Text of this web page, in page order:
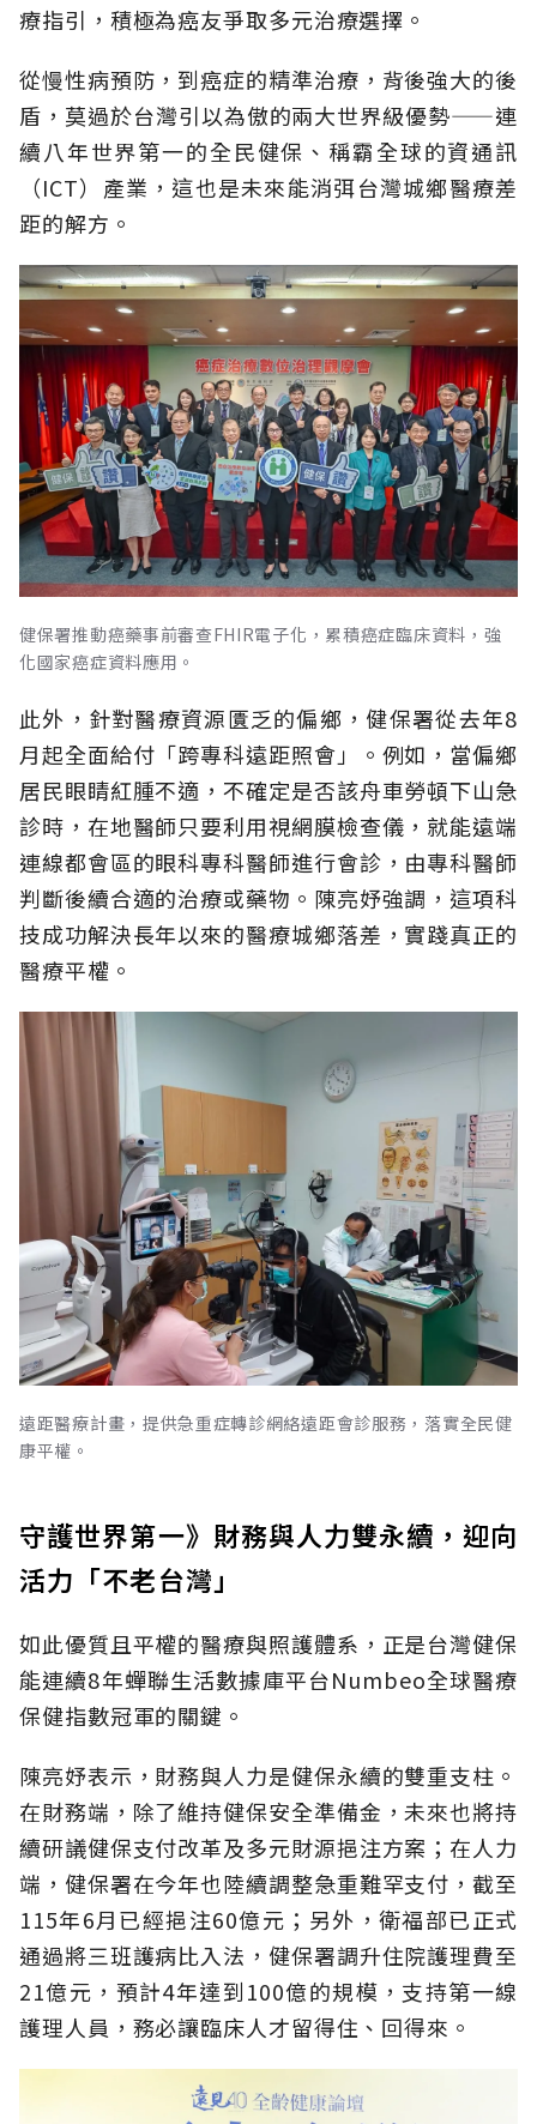
療指引，積極為癌友爭取多元治療選擇。
從慢性病預防，到癌症的精準治療，背後強大的後
盾，莫過於台灣引以為傲的兩大世界級優勢——連
續八年世界第一的全民健保、稱霸全球的資通訊
（ICT）產業，這也是未來能消弭台灣城鄉醫療差
距的解方。
健保署推動癌藥事前審查FHIR電子化，累積癌症臨床資料，強
化國家癌症資料應用。
此外，針對醫療資源匱乏的偏鄉，健保署從去年8
月起全面給付「跨專科遠距照會」。例如，當偏鄉
居民眼睛紅腫不適，不確定是否該舟車勞頓下山急
診時，在地醫師只要利用視網膜檢查儀，就能遠端
連線都會區的眼科專科醫師進行會診，由專科醫師
判斷後續合適的治療或藥物。陳亮妤強調，這項科
技成功解決長年以來的醫療城鄉落差，實踐真正的
醫療平權。
遠距醫療計畫，提供急重症轉診網絡遠距會診服務，落實全民健
康平權。
守護世界第一》財務與人力雙永續，迎向
活力「不老台灣」
如此優質且平權的醫療與照護體系，正是台灣健保
能連續8年蟬聯生活數據庫平台Numbeo全球醫療
保健指數冠軍的關鍵。
陳亮妤表示，財務與人力是健保永續的雙重支柱。
在財務端，除了維持健保安全準備金，未來也將持
續研議健保支付改革及多元財源挹注方案；在人力
端，健保署在今年也陸續調整急重難罕支付，截至
115年6月已經挹注60億元；另外，衛福部已正式
通過將三班護病比入法，健保署調升住院護理費至
21億元，預計4年達到100億的規模，支持第一線
護理人員，務必讓臨床人才留得住、回得來。